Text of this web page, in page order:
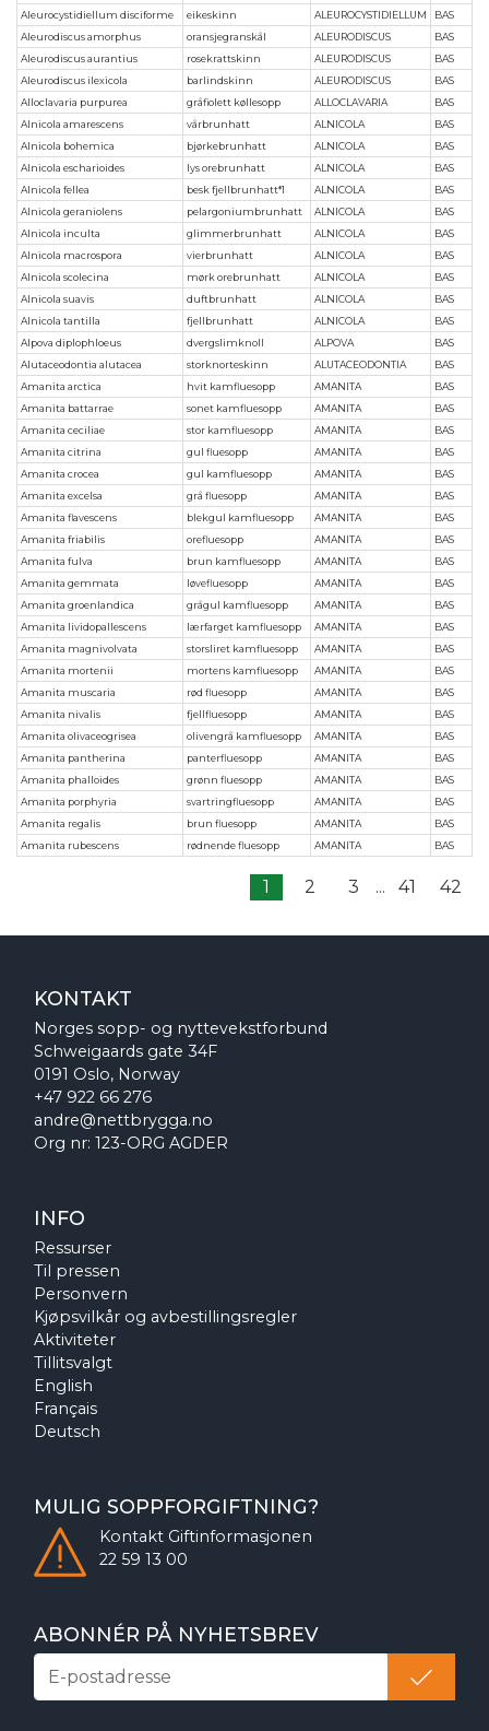
Aleurocystidiellum disciforme
eikeskinn ALEUROCYSTIDIELLUM
BAS
Aleurodiscus amorphus
oransjegranskål ALEURODISCUS
BAS
Aleurodiscus aurantius
rosekrattskinn ALEURODISCUS
BAS
Aleurodiscus ilexicola
barlindskinn ALEURODISCUS
BAS
Alloclavaria purpurea
gråfiolett køllesopp ALLOCLAVARIA
BAS
Alnicola amarescens
vårbrunhatt ALNICOLA
BAS
Alnicola bohemica
bjørkebrunhatt ALNICOLA
BAS
Alnicola escharioides
lys orebrunhatt ALNICOLA
BAS
Alnicola fellea
besk fjellbrunhatt*1 ALNICOLA
BAS
Alnicola geraniolens
pelargoniumbrunhatt ALNICOLA
BAS
Alnicola inculta
glimmerbrunhatt ALNICOLA
BAS
Alnicola macrospora
vierbrunhatt ALNICOLA
BAS
Alnicola scolecina
mørk orebrunhatt ALNICOLA
BAS
Alnicola suavis
duftbrunhatt ALNICOLA
BAS
Alnicola tantilla
fjellbrunhatt ALNICOLA
BAS
Alpova diplophloeus
dvergslimknoll ALPOVA
BAS
Alutaceodontia alutacea
storknorteskinn ALUTACEODONTIA
BAS
Amanita arctica
hvit kamfluesopp AMANITA
BAS
Amanita battarrae
sonet kamfluesopp AMANITA
BAS
Amanita ceciliae
stor kamfluesopp AMANITA
BAS
Amanita citrina
gul fluesopp AMANITA
BAS
Amanita crocea
gul kamfluesopp AMANITA
BAS
Amanita excelsa
grå fluesopp AMANITA
BAS
Amanita flavescens
blekgul kamfluesopp AMANITA
BAS
Amanita friabilis
orefluesopp AMANITA
BAS
Amanita fulva
brun kamfluesopp AMANITA
BAS
Amanita gemmata
løvefluesopp AMANITA
BAS
Amanita groenlandica
grågul kamfluesopp AMANITA
BAS
Amanita lividopallescens
lærfarget kamfluesopp AMANITA
BAS
Amanita magnivolvata
storsliret kamfluesopp AMANITA
BAS
Amanita mortenii
mortens kamfluesopp AMANITA
BAS
Amanita muscaria
rød fluesopp AMANITA
BAS
Amanita nivalis
fjellfluesopp AMANITA
BAS
Amanita olivaceogrisea
olivengrå kamfluesopp AMANITA
BAS
Amanita pantherina
panterfluesopp AMANITA
BAS
Amanita phalloides
grønn fluesopp AMANITA
BAS
Amanita porphyria
svartringfluesopp AMANITA
BAS
Amanita regalis
brun fluesopp AMANITA
BAS
Amanita rubescens
rødnende fluesopp AMANITA BAS
1 2 3 ... 41 42
KONTAKT
Norges sopp- og nyttevekstforbund
Schweigaards gate 34F
0191 Oslo, Norway
+47 922 66 276
andre@nettbrygga.no
Org nr: 123-ORG AGDER
INFO
Ressurser
Til pressen
Personvern
Kjøpsvilkår og avbestillingsregler
Aktiviteter
Tillitsvalgt
English
Français
Deutsch
MULIG SOPPFORGIFTNING?
Kontakt Giftinformasjonen
22 59 13 00
ABONNÉR PÅ NYHETSBREV